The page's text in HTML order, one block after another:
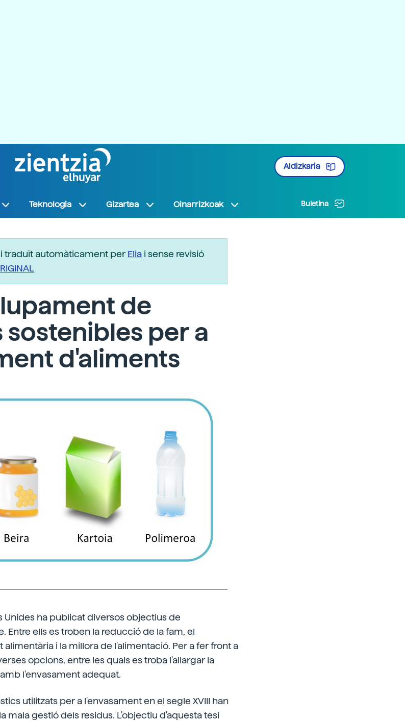
Aldizkaria
Teknologia Gizartea Oinarrizkoak Buletina
traduït automàticament perElia i sense revisió
de
per a
d'aliments
Unides ha publicat diversos objectius de
Entre ells es troben la reducció de la fam, el
i la millora de l'alimentació. Per a fer front a
opcions, entre les quals es troba l'allargar la
l'envasament adequat.
utilitzats per a l'envasament en el segle XVIII han
mala gestió dels residus. L'objectiu d'aquesta tesi